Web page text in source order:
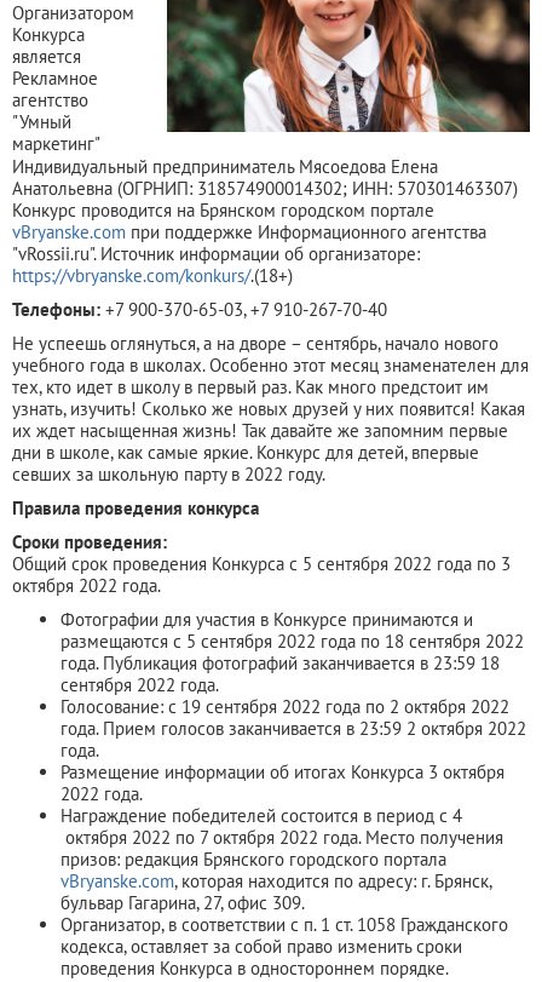
Организатором
Конкурса
является
Рекламное
агентство
"Умный
маркетинг"
Индивидуальный предприниматель Мясоедова Елена
Анатольевна (ОГРНИП: 318574900014302; ИНН: 570301463307)
Конкурс проводится на Брянском городском портале
vBryanske.com при поддержке Информационного агентства
"vRossii.ru". Источник информации об организаторе:
https://vbryanske.com/konkurs/.(18+)
Телефоны: +7 900-370-65-03, +7 910-267-70-40
Не успеешь оглянуться, а на дворе – сентябрь, начало нового
учебного года в школах. Особенно этот месяц знаменателен для
тех, кто идет в школу в первый раз. Как много предстоит им
узнать, изучить! Сколько же новых друзей у них появится! Какая
их ждет насыщенная жизнь! Так давайте же запомним первые
дни в школе, как самые яркие. Конкурс для детей, впервые
севших за школьную парту в 2022 году.
Правила проведения конкурса
Сроки проведения:
Общий срок проведения Конкурса с 5 сентября 2022 года по 3
октября 2022 года.
Фотографии для участия в Конкурсе принимаются и
размещаются с 5 сентября 2022 года по 18 сентября 2022
года. Публикация фотографий заканчивается в 23:59 18
сентября 2022 года.
Голосование: с 19 сентября 2022 года по 2 октября 2022
года. Прием голосов заканчивается в 23:59 2 октября 2022
года.
Размещение информации об итогах Конкурса 3 октября
2022 года.
Награждение победителей состоится в период с 4
октября 2022 по 7 октября 2022 года. Место получения
призов: редакция Брянского городского портала
vBryanske.com, которая находится по адресу: г. Брянск,
бульвар Гагарина, 27, офис 309.
Организатор, в соответствии с п. 1 ст. 1058 Гражданского
кодекса, оставляет за собой право изменить сроки
проведения Конкурса в одностороннем порядке.